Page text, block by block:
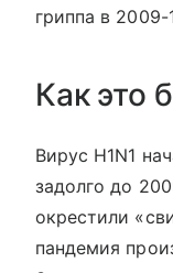
гриппа в 2009-
Как это
Вирус H1N1
задолго до
окрестили
пандемия